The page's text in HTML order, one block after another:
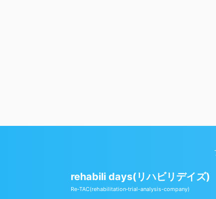
rehabili days(リハビリデイズ)
Re-TAC(rehabilitation‐trial-analysis-company)
Copyright© rehabili days(リハビリデイズ) , 2026 All Rights